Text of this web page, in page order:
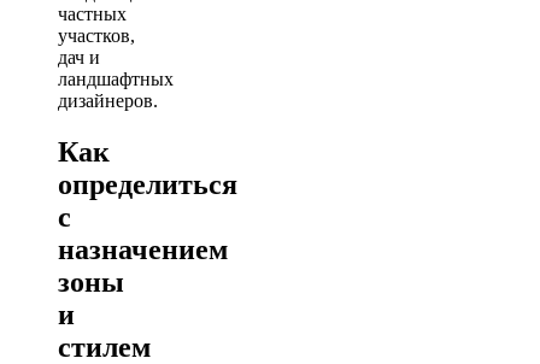
частных
участков,
дач и
ландшафтных
дизайнеров.
Как
определиться
с
назначением
зоны
и
стилем